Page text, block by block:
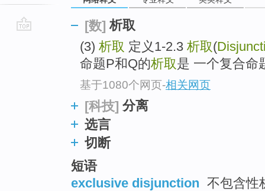
[数] 析取
(3) 析取 定义1-2.3 析取(
命题P和Q的析取是 一个复合命
基于1080个网页-相关网页
[科技] 分离
选言
切断
短语
exclusive disjunction 不包含性